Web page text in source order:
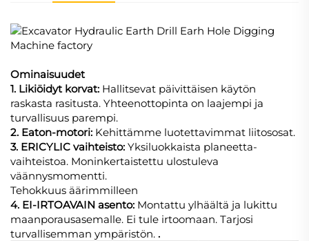
Ominaisuudet
1. Likiöidyt korvat: Hallitsevat päivittäisen käytön
raskasta rasitusta. Yhteenottopinta on laajempi ja
turvallisuus parempi.
2. Eaton-motori: Kehittämme luotettavimmat liitososat.
3. ERICYLIC vaihteisto: Yksiluokkaista planeetta-
vaihteistoa. Moninkertaistettu ulostuleva
väännysmomentti.
Tehokkuus äärimmilleen
4. EI-IRTOAVAIN asento: Montattu ylhäältä ja lukittu
maanporausasemalle. Ei tule irtoomaan. Tarjosi
turvallisemman ympäristön. .